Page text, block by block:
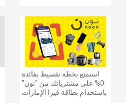
استمتع بخطة تقسيط بفائدة
0% على مشترياتك من "نون"
باستخدام بطاقة فيزا الإمارات